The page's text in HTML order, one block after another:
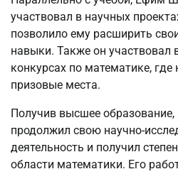
участвовал в научных
позволило ему расширить
навыки. Также он участвовал
конкурсах по математике,
призовые места.
Получив высшее
продолжил свою научно-
деятельность и получил
области математики. Его